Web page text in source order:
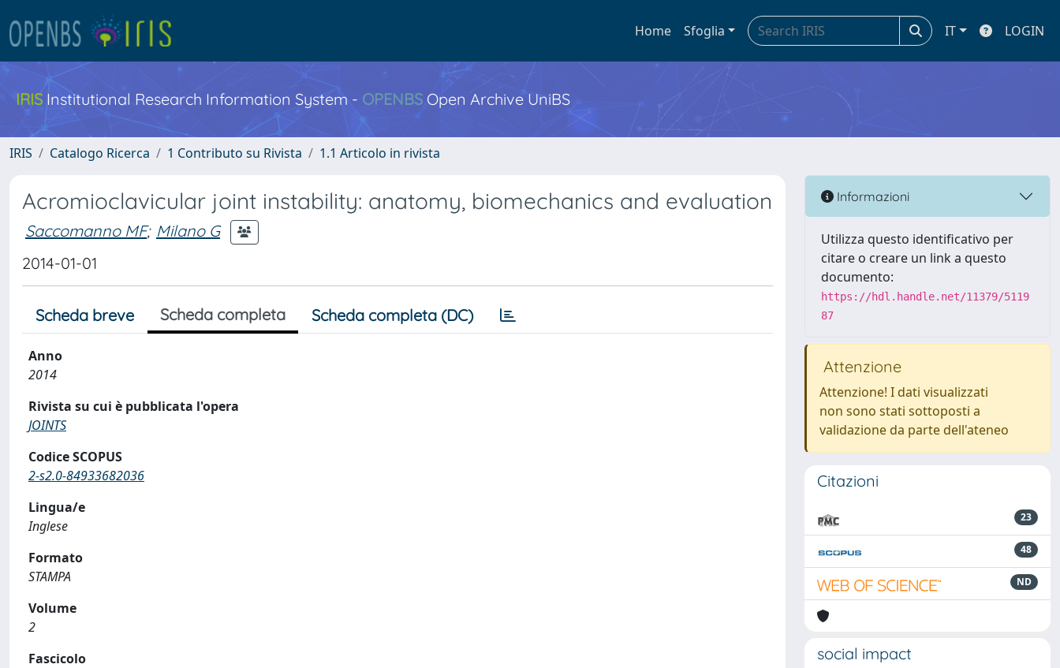
Home Sfoglia IT LOGIN
IRIS Institutional Research Information System - OPENBS Open Archive UniBS
IRIS Catalogo Ricerca 1 Contributo su Rivista 1.1 Articolo in rivista
Acromioclavicular joint instability: anatomy, biomechanics and evaluation
Saccomanno MF; Milano G
2014-01-01
Scheda breve Scheda completa Scheda completa (DC)
Anno
2014
Rivista su cui è pubblicata l'opera
JOINTS
Codice SCOPUS
2-s2.0-84933682036
Lingua/e
Inglese
Formato
STAMPA
Volume
2
Fascicolo
Informazioni
Utilizza questo identificativo per
citare o creare un link a questo
documento:
https://hdl.handle.net/11379/5119
87
Attenzione
Attenzione! I dati visualizzati
non sono stati sottoposti a
validazione da parte dell'ateneo
Citazioni
23
48
ND
social impact